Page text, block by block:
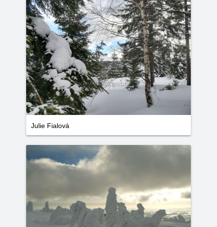
Julie Fialová